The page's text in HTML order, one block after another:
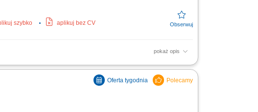
szybko aplikuj bez CV
pokaż opis
i bezpośredni kontakt z klientami; wspieranie klientów